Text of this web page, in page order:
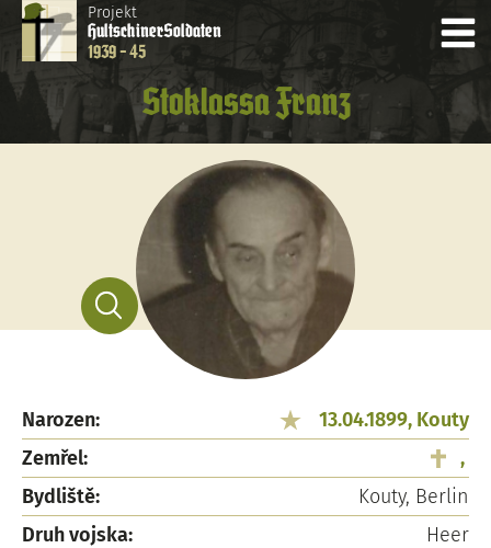
Projekt
HultschinerSoldaten
1939 - 45
Stoklassa Franz
Narozen:
13.04.1899, Kouty
Zemřel:
,
Bydliště:
Kouty, Berlin
Druh vojska:
Heer